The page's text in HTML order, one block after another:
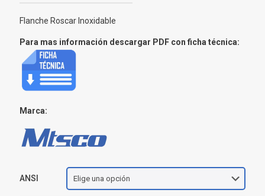
Flanche Roscar Inoxidable
Para mas información descargar PDF con ficha técnica:
Marca:
ANSI